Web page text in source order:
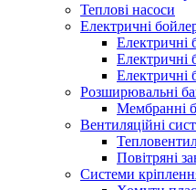
Теплові насоси
Електричні
Електричні
Електричні
Електричні
Розширювальні
Мембранні
Вентиляційні
Повітряні
Системи